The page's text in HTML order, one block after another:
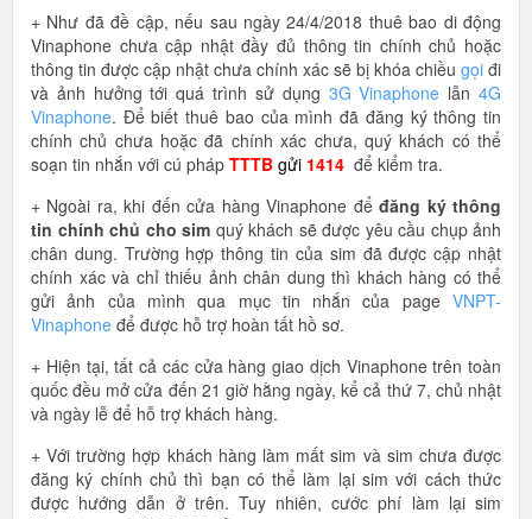
+ Như đã đề cập, nếu sau ngày 24/4/2018 thuê bao di động
Vinaphone chưa cập nhật đầy đủ thông tin chính chủ hoặc
thông tin được cập nhật chưa chính xác sẽ bị khóa chiều gọi đi
và ảnh hưởng tới quá trình sử dụng 3G Vinaphone lẫn4G
Vinaphone. Để biết thuê bao của mình đã đăng ký thông tin
chính chủ chưa hoặc đã chính xác chưa, quý khách có thể
soạn tin nhắn với cú pháp TTTB gửi 1414 để kiểm tra.
+ Ngoài ra, khi đến cửa hàng Vinaphone đểđăng ký thông
tin chính chủ cho sim quý khách sẽ được yêu cầu chụp ảnh
chân dung. Trường hợp thông tin của sim đã được cập nhật
chính xác và chỉ thiếu ảnh chân dung thì khách hàng có thể
gửi ảnh của mình qua mục tin nhắn của page VNPT-
Vinaphone để được hỗ trợ hoàn tất hồ sơ.
+ Hiện tại, tất cả các cửa hàng giao dịch Vinaphone trên toàn
quốc đều mở cửa đến 21 giờ hằng ngày, kể cả thứ 7, chủ nhật
và ngày lễ để hỗ trợ khách hàng.
+ Với trường hợp khách hàng làm mất sim và sim chưa được
đăng ký chính chủ thì bạn có thể làm lại sim với cách thức
được hướng dẫn ở trên. Tuy nhiên, cước phí làm lại sim